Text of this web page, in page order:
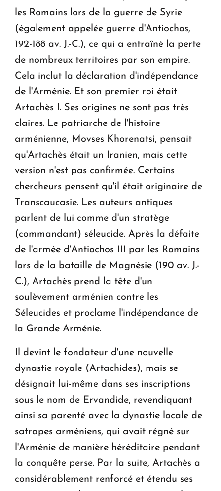
les Romains lors de la guerre de Syrie
(également appelée guerre d'Antiochos,
192-188 av. J.-C.), ce qui a entraîné la perte
de nombreux territoires par son empire.
Cela inclut la déclaration d'indépendance
de l'Arménie. Et son premier roi était
Artachès I. Ses origines ne sont pas très
claires. Le patriarche de l'histoire
arménienne, Movses Khorenatsi, pensait
qu'Artachès était un Iranien, mais cette
version n'est pas confirmée. Certains
chercheurs pensent qu'il était originaire de
Transcaucasie. Les auteurs antiques
parlent de lui comme d'un stratège
(commandant) séleucide. Après la défaite
de l'armée d'Antiochos III par les Romains
lors de la bataille de Magnésie (190 av. J.-
C.), Artachès prend la tête d'un
soulèvement arménien contre les
Séleucides et proclame l'indépendance de
la Grande Arménie.
Il devint le fondateur d'une nouvelle
dynastie royale (Artachides), mais se
désignait lui-même dans ses inscriptions
sous le nom de Ervandide, revendiquant
ainsi sa parenté avec la dynastie locale de
satrapes arméniens, qui avait régné sur
l'Arménie de manière héréditaire pendant
la conquête perse. Par la suite, Artachès a
considérablement renforcé et étendu ses